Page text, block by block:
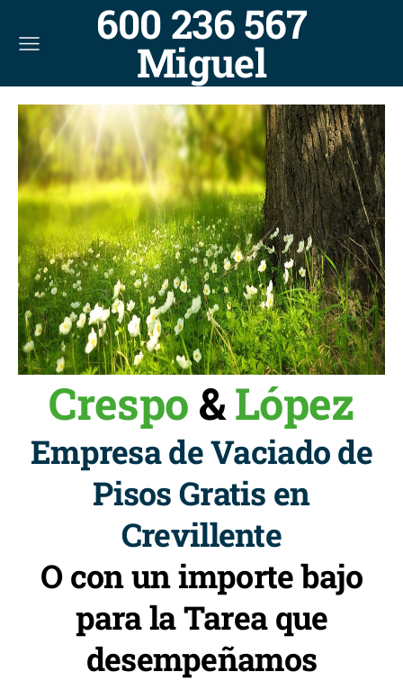
600 236 567
Miguel
Crespo &López
Empresa de Vaciado de
Pisos Gratis en
Crevillente
O con un importe bajo
para la Tarea que
desempeñamos